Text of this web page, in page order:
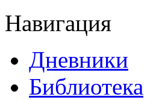
Навигация
Дневники
Библиотека